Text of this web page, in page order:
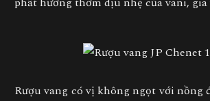
Rượu vang có vị không ngọt với nồng